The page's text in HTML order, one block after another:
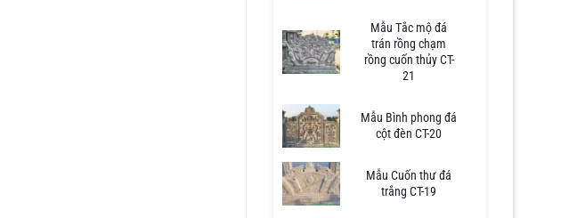
Mẫu Tắc mộ đá
trán rồng chạm
rồng cuốn thủy CT-
21
Mẫu Bình phong đá
cột đèn CT-20
Mẫu Cuốn thư đá
trắng CT-19